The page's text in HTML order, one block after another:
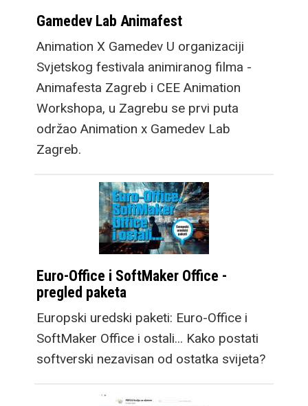
Gamedev Lab Animafest
Animation X Gamedev U organizaciji
Svjetskog festivala animiranog filma -
Animafesta Zagreb i CEE Animation
Workshopa, u Zagrebu se prvi puta
održao Animation x Gamedev Lab
Zagreb.
Euro-Office i SoftMaker Office -
pregled paketa
Europski uredski paketi: Euro-Office i
SoftMaker Office i ostali... Kako postati
softverski nezavisan od ostatka svijeta?